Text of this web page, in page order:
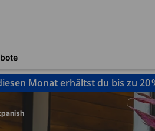
Monat erhältst du bis zu 20